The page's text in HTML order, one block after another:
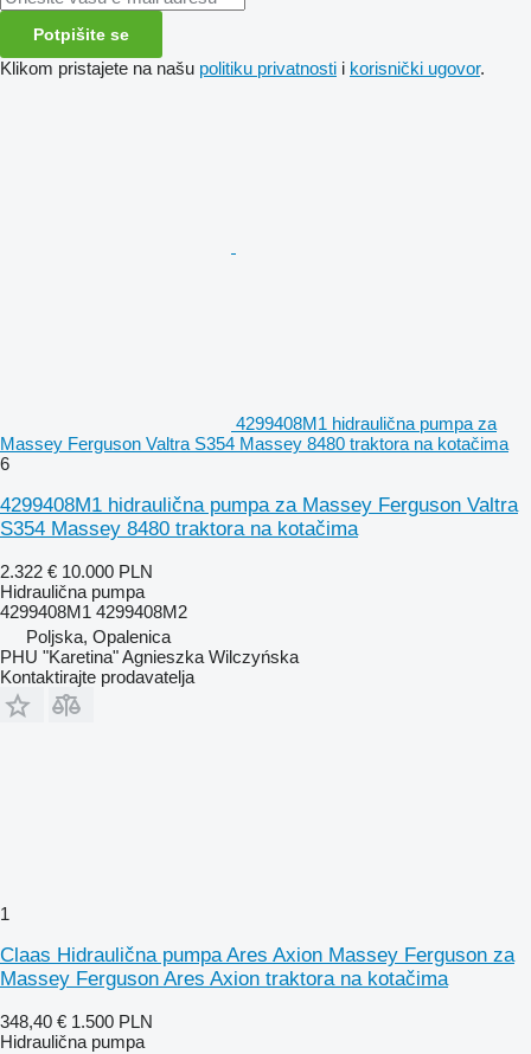
Potpišite se
Klikom pristajete na našu politiku privatnosti i korisnički ugovor.
4299408M1 hidraulična pumpa za
Massey Ferguson Valtra S354 Massey 8480 traktora na kotačima
6
4299408M1 hidraulična pumpa za Massey Ferguson Valtra
S354 Massey 8480 traktora na kotačima
2.322 € 10.000 PLN
Hidraulična pumpa
4299408M1 4299408M2
Poljska, Opalenica
PHU "Karetina" Agnieszka Wilczyńska
Kontaktirajte prodavatelja
1
Claas Hidraulična pumpa Ares Axion Massey Ferguson za
Massey Ferguson Ares Axion traktora na kotačima
348,40 € 1.500 PLN
Hidraulična pumpa